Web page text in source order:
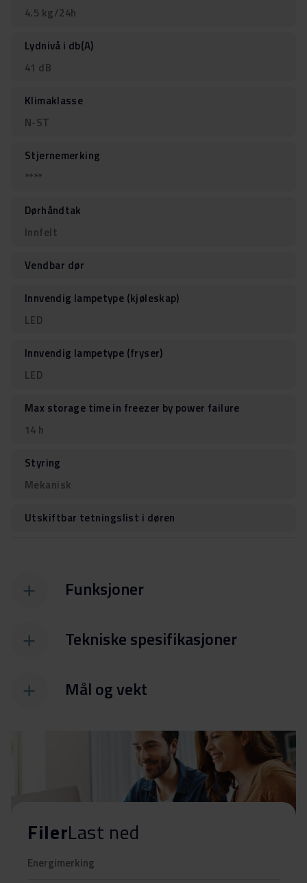
4.5 kg/24h
Lydnivå i db(A)
41 dB
Klimaklasse
N-ST
Stjernemerking
****
Dørhåndtak
Innfelt
Vendbar dør
Innvendig lampetype (kjøleskap)
LED
Innvendig lampetype (fryser)
LED
Max storage time in freezer by power failure
14 h
Styring
Mekanisk
Utskiftbar tetningslist i døren
Funksjoner
Tekniske spesifikasjoner
Mål og vekt
FilerLast ned
Energimerking